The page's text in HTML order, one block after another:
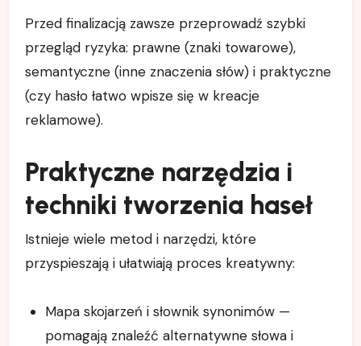
Przed finalizacją zawsze przeprowadź szybki
przegląd ryzyka: prawne (znaki towarowe),
semantyczne (inne znaczenia słów) i praktyczne
(czy hasło łatwo wpisze się w kreacje
reklamowe).
Praktyczne narzędzia i
techniki tworzenia haseł
Istnieje wiele metod i narzędzi, które
przyspieszają i ułatwiają proces kreatywny:
Mapa skojarzeń i słownik synonimów —
pomagają znaleźć alternatywne słowa i